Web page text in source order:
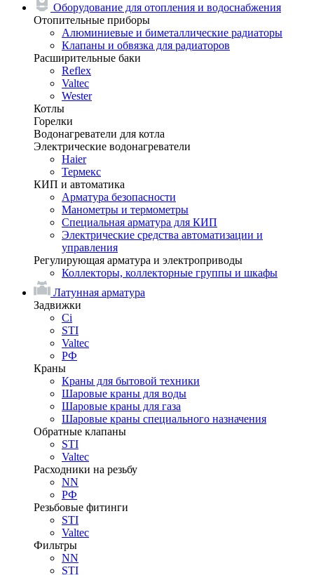
Оборудование для отопления и водоснабжения
Отопительные приборы
Алюминиевые и биметаллические радиаторы
Клапаны и обвязка для радиаторов
Расширительные баки
Reflex
Valtec
Wester
Котлы
Горелки
Водонагреватели для котла
Электрические водонагреватели
Haier
Термекс
КИП и автоматика
Арматура безопасности
Манометры и термометры
Специальная арматура для КИП
Электрические средства автоматизации и
управления
Регулирующая арматура и электроприводы
Коллекторы, коллекторные группы и шкафы
Латунная арматура
Задвижки
Ci
STI
Valtec
РФ
Краны
Краны для бытовой техники
Шаровые краны для воды
Шаровые краны для газа
Шаровые краны специального назначения
Обратные клапаны
STI
Valtec
Расходники на резьбу
NN
РФ
Резьбовые фитинги
STI
Valtec
Фильтры
NN
STI